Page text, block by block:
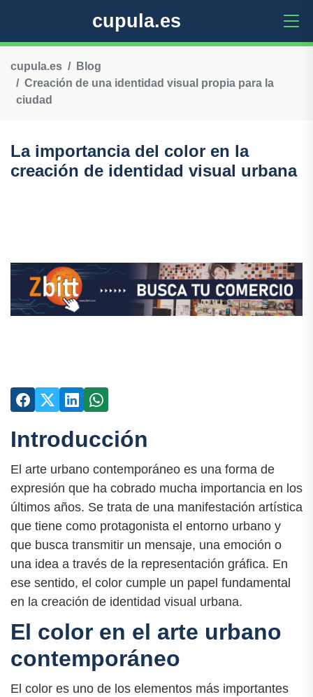
cupula.es
cupula.es
Blog
Creación de una identidad visual propia para la
ciudad
La importancia del color en la
creación de identidad visual urbana
Introducción
El arte urbano contemporáneo es una forma de
expresión que ha cobrado mucha importancia en los
últimos años. Se trata de una manifestación artística
que tiene como protagonista el entorno urbano y
que busca transmitir un mensaje, una emoción o
una idea a través de la representación gráfica. En
ese sentido, el color cumple un papel fundamental
en la creación de identidad visual urbana.
El color en el arte urbano
contemporáneo
El color es uno de los elementos más importantes